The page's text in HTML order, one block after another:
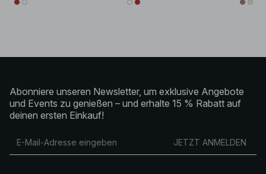
Abonniere unseren Newsletter, um exklusive Angebote
und Events zu genießen – und erhalte 15 % Rabatt auf
deinen ersten Einkauf!
JETZT ANMELDEN